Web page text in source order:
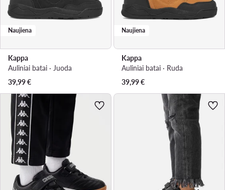
Naujiena
Kappa
Auliniai batai · Juoda
39,99€
Naujiena
Kappa
Auliniai batai · Ruda
39,99€